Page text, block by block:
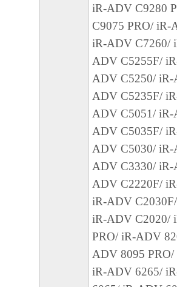
４．所有権
「本ソフトウェア」に
によりキヤノンまたは
お客様は、日本国政府
許可等を得ることなし
は一部を、直接または
６．サポートおよびア
キヤノン、キヤノンの
理店および販売店、並
客様による「本ソフト
よび「本ソフトウェア
正あるいはサポートを
負うものではありません
７．保証の否認・免責
iR-ADV C9280
C9075 PRO/ iR-
iR-ADV C7260/
ADV C5255F/
ADV C5250/
ADV C5235F/
ADV C5051/
ADV C5035F/
ADV C5030/
ADV C3330/
ADV C2220F/
iR-ADV
iR-ADV C2020/
PRO/ iR-ADV
ADV 8095
iR-ADV 6265/